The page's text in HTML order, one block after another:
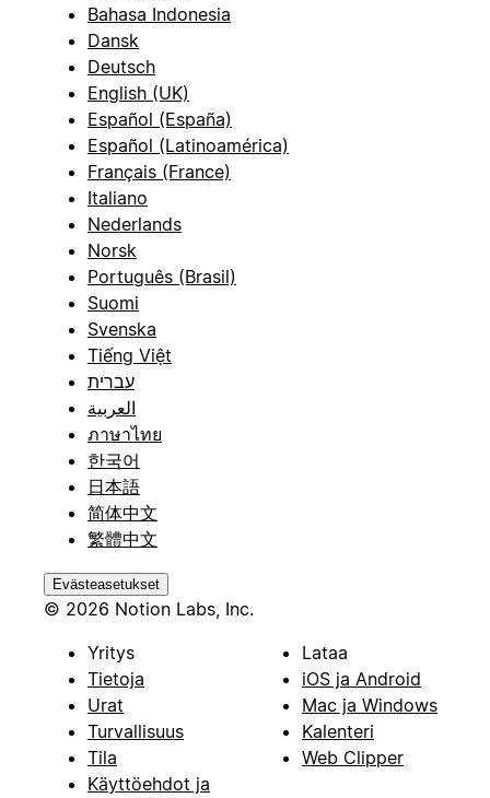
Bahasa Indonesia
Dansk
Deutsch
English (UK)
Español (España)
Español (Latinoamérica)
Français (France)
Italiano
Nederlands
Norsk
Português (Brasil)
Suomi
Svenska
Tiếng Việt
עברית
العربية
ภาษาไทย
한국어
日本語
简体中文
繁體中文
Evästeasetukset
© 2026 Notion Labs, Inc.
Yritys
Tietoja
Urat
Turvallisuus
Tila
Käyttöehdot ja
Lataa
iOS ja Android
Mac ja Windows
Kalenteri
Web Clipper